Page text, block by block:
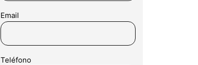
51
Email
Teléfono